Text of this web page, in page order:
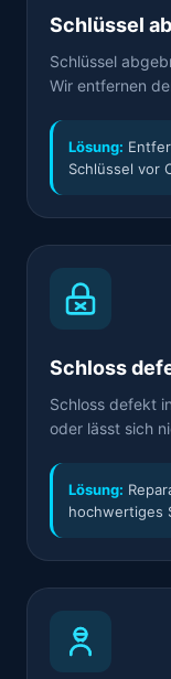
Schlüssel
Schlüssel
Wir entfernen
Lösung:
Schlüssel vor
Schloss
Schloss defekt
oder lässt sich
Lösung:
hochwertiges